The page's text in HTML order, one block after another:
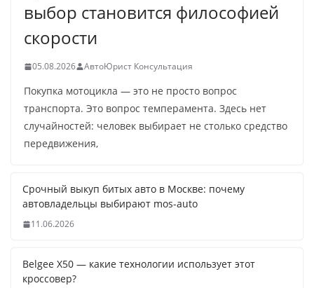
выбор становится философией
скорости
05.08.2026 АвтоЮрист Консультация
Покупка мотоцикла — это не просто вопрос
транспорта. Это вопрос темперамента. Здесь нет
случайностей: человек выбирает не столько средство
передвижения,
Срочный выкуп битых авто в Москве: почему
автовладельцы выбирают mos-auto
11.06.2026
Belgee X50 — какие технологии использует этот
кроссовер?